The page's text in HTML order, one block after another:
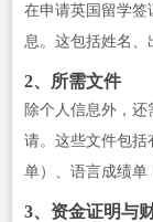
在申请英国留学签
息。这包括姓名、
2、所需文件
除个人信息外，
请。这些文件包括
单）、语言成绩单
3、资金证明与